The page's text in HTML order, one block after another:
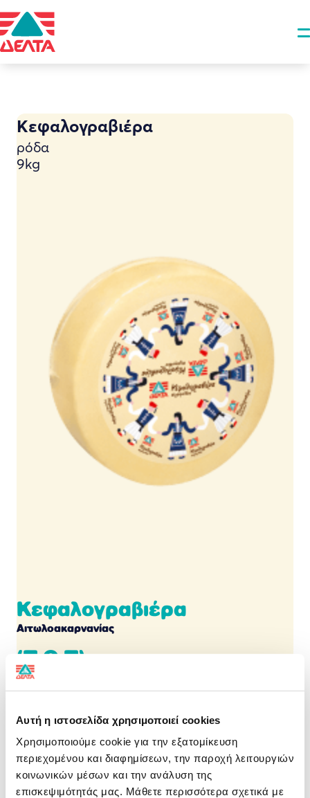
Αυτή η ιστοσελίδα χρησιμοποιεί cookies
Χρησιμοποιούμε cookie για την εξατομίκευση
περιεχομένου και διαφημίσεων, την παροχή λειτουργιών
κοινωνικών μέσων και την ανάλυση της
επισκεψιμότητάς μας. Μάθετε περισσότερα σχετικά με
Κεφαλογραβιέρα
ρόδα
9kg
Κεφαλογραβιέρα
Αιτωλοακαρνανίας
(Π.Ο.Π)
Προστατευόμενη Ονομασία Προέλευσης
Γεύση παράδοσης με την ποιότητα της ΔΕΛΤΑ
Αυθεντικές γεύσεις ελληνικών τυριών που παράγονται
από 100% ελληνικό, παστεριωμένο, αιγοπρόβειο γάλα
και αυθεντικές ελληνικές συνταγές που χαρίζουν
ασύγκριτη γεύση.